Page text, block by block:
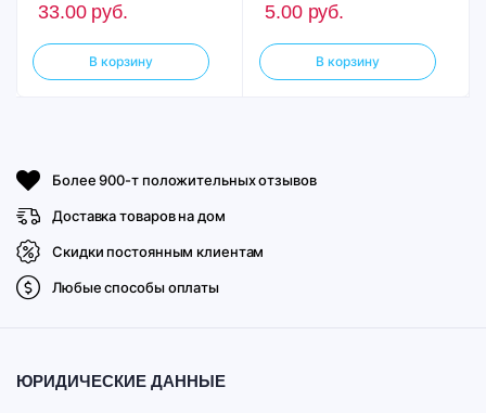
33.00 руб.
В корзину
5.00 руб.
В корзину
Более 900-т положительных отзывов
Доставка товаров на дом
Скидки постоянным клиентам
Любые способы оплаты
ЮРИДИЧЕСКИЕ ДАННЫЕ